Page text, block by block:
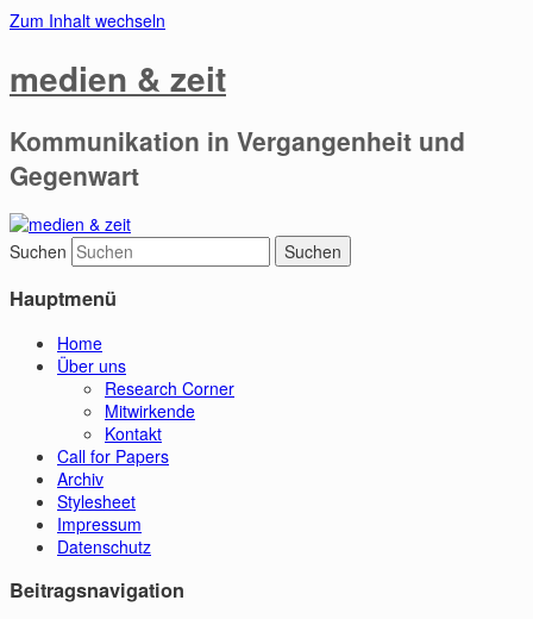
Zum Inhalt wechseln
medien & zeit
Kommunikation in Vergangenheit und
Gegenwart
Suchen
Hauptmenü
Home
Über uns
Research Corner
Mitwirkende
Kontakt
Call for Papers
Archiv
Stylesheet
Impressum
Datenschutz
Beitragsnavigation